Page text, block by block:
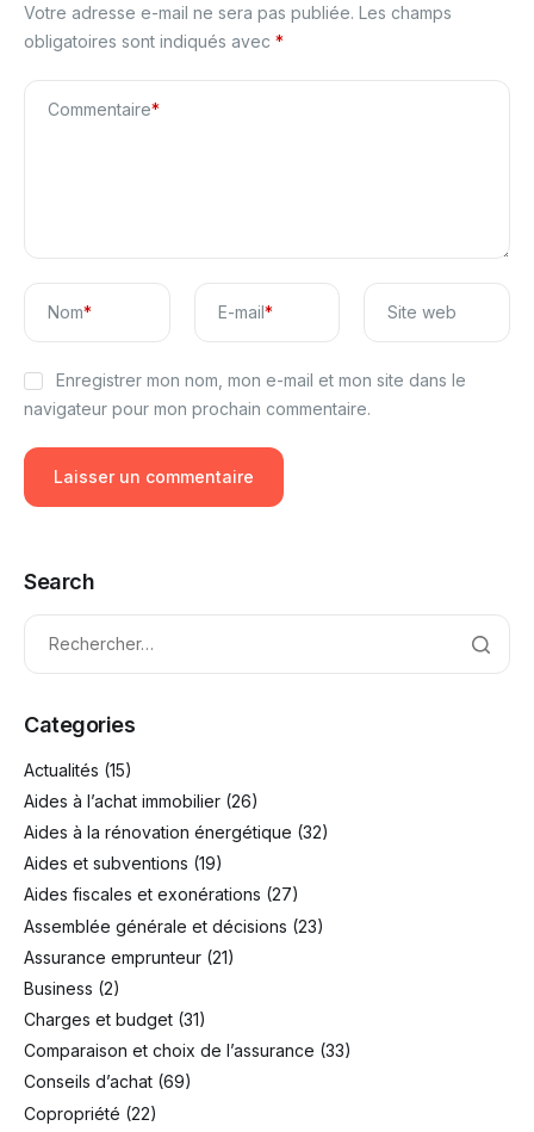
Votre adresse e-mail ne sera pas publiée. Les champs
obligatoires sont indiqués avec *
Commentaire*
Nom* E-mail* Site web
Enregistrer mon nom, mon e-mail et mon site dans le
navigateur pour mon prochain commentaire.
Search
Categories
Actualités (15)
Aides à l’achat immobilier (26)
Aides à la rénovation énergétique (32)
Aides et subventions (19)
Aides fiscales et exonérations (27)
Assemblée générale et décisions (23)
Assurance emprunteur (21)
Business (2)
Charges et budget (31)
Comparaison et choix de l’assurance (33)
Conseils d’achat (69)
Copropriété (22)